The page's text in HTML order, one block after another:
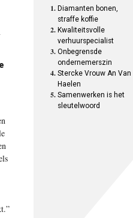
Diamanten bonen,
straffe koffie
Kwaliteitsvolle
verhuurspecialist
Onbegrensde
ondernemerszin
Stercke Vrouw An Van
Haelen
Samenwerken is het
sleutelwoord